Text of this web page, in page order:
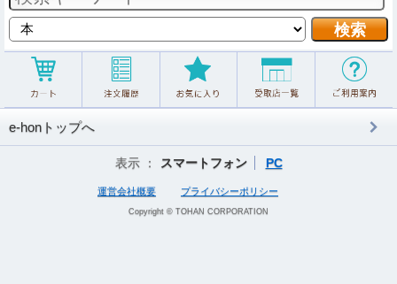
e-honトップへ
表示 ： スマートフォン PC
運営会社概要 プライバシーポリシー
Copyright © TOHAN CORPORATION